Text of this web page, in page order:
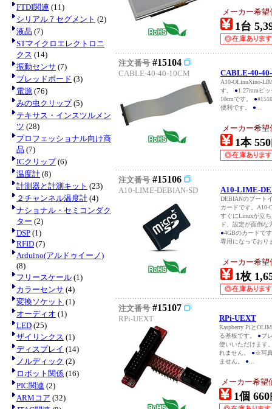
FTDI関連 (11)
シリアル７セグメント (2)
液晶 (7)
STマイクロエレクトロニ
クス (14)
振動センサ (7)
ブレッドボード (3)
電源 (76)
みの虫クリップ(5)
テキサス・インスツルメン
ツ (28)
プロフェッショナル向け商
品 (7)
ICクリップ(6)
温度計 (8)
計測器と計測キット (23)
２チャンネル温度計 (4)
ナショナル・セミコンダク
ター (2)
DSP (1)
RFID (7)
Arduino(アルドゥイーノ)
(8)
フリースケール (1)
カラーセンサ (4)
変換ソケット (1)
オーディオ (1)
LED (25)
ザイリンクス (1)
ディスプレイ (14)
ノルディック (2)
ロボット関係 (16)
PIC関連 (2)
ARMコア (32)
メーカー希望
1台
注文番号 #15104
CABLE-40-40-10CM CABLE-40-
A10-OLinuXino-
す。 ●1.27mmピ
10cmです。 ●
便利です。 ●
メーカー希望
1本 550
注文番号 #15106
A10-LIME-DEBIAN-SD A10-LIME-
DEBIANのブート
カードです。A10-
すぐにLinuxが立
ド、設定が面倒な
●4GBのカードで
専用になっており
メーカー希望
1枚
注文番号 #15107
RPi-UEXT RPi-UEXT
Raspberry Piと
る基板です。 ●ブ
使いいただけます
れません。 ●※写
ません。 ●
メーカー希望
1個 660